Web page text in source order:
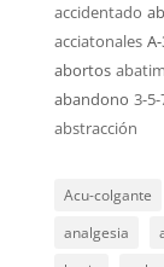
accidentado
acciatonales
abortos
abandono 3-5-
abstracción
Acu-colgante
analgesia